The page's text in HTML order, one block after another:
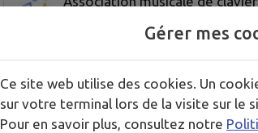
Gérer mes
Ce site web utilise des cookies. Un
sur votre terminal lors de la visite sur le
Pour en savoir plus, consultez notre